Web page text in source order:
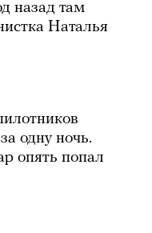
назад там
Наталья
одну ночь.
опять попал